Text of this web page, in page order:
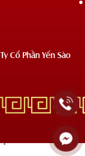
Cổ Phần Yến Sào
dùng nữatừ phiên